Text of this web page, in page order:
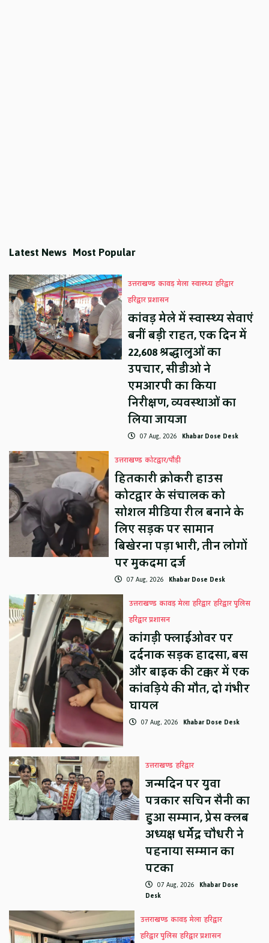
Latest News Most Popular
उत्तराखण्ड कावड़ मेला स्वास्थ्य हरिद्वार
हरिद्वार प्रशासन
कांवड़ मेले में स्वास्थ्य सेवाएं
बनीं बड़ी राहत, एक दिन में
22,608 श्रद्धालुओं का
उपचार, सीडीओ ने
एमआरपी का किया
निरीक्षण, व्यवस्थाओं का
लिया जायजा
07 Aug, 2026 Khabar Dose Desk
उत्तराखण्ड कोटद्वार/पौड़ी
हितकारी क्रोकरी हाउस
कोटद्वार के संचालक को
सोशल मीडिया रील बनाने के
लिए सड़क पर सामान
बिखेरना पड़ा भारी, तीन लोगों
पर मुकदमा दर्ज
07 Aug, 2026 Khabar Dose Desk
उत्तराखण्ड कावड़ मेला हरिद्वार हरिद्वार पुलिस
हरिद्वार प्रशासन
कांगड़ी फ्लाईओवर पर
दर्दनाक सड़क हादसा, बस
और बाइक की टक्कर में एक
कांवड़िये की मौत, दो गंभीर
घायल
07 Aug, 2026 Khabar Dose Desk
उत्तराखण्ड हरिद्वार
जन्मदिन पर युवा
पत्रकार सचिन सैनी का
हुआ सम्मान, प्रेस क्लब
अध्यक्ष धर्मेंद्र चौधरी ने
पहनाया सम्मान का
पटका
07 Aug, 2026 Khabar Dose
Desk
उत्तराखण्ड कावड़ मेला हरिद्वार
हरिद्वार पुलिस हरिद्वार प्रशासन